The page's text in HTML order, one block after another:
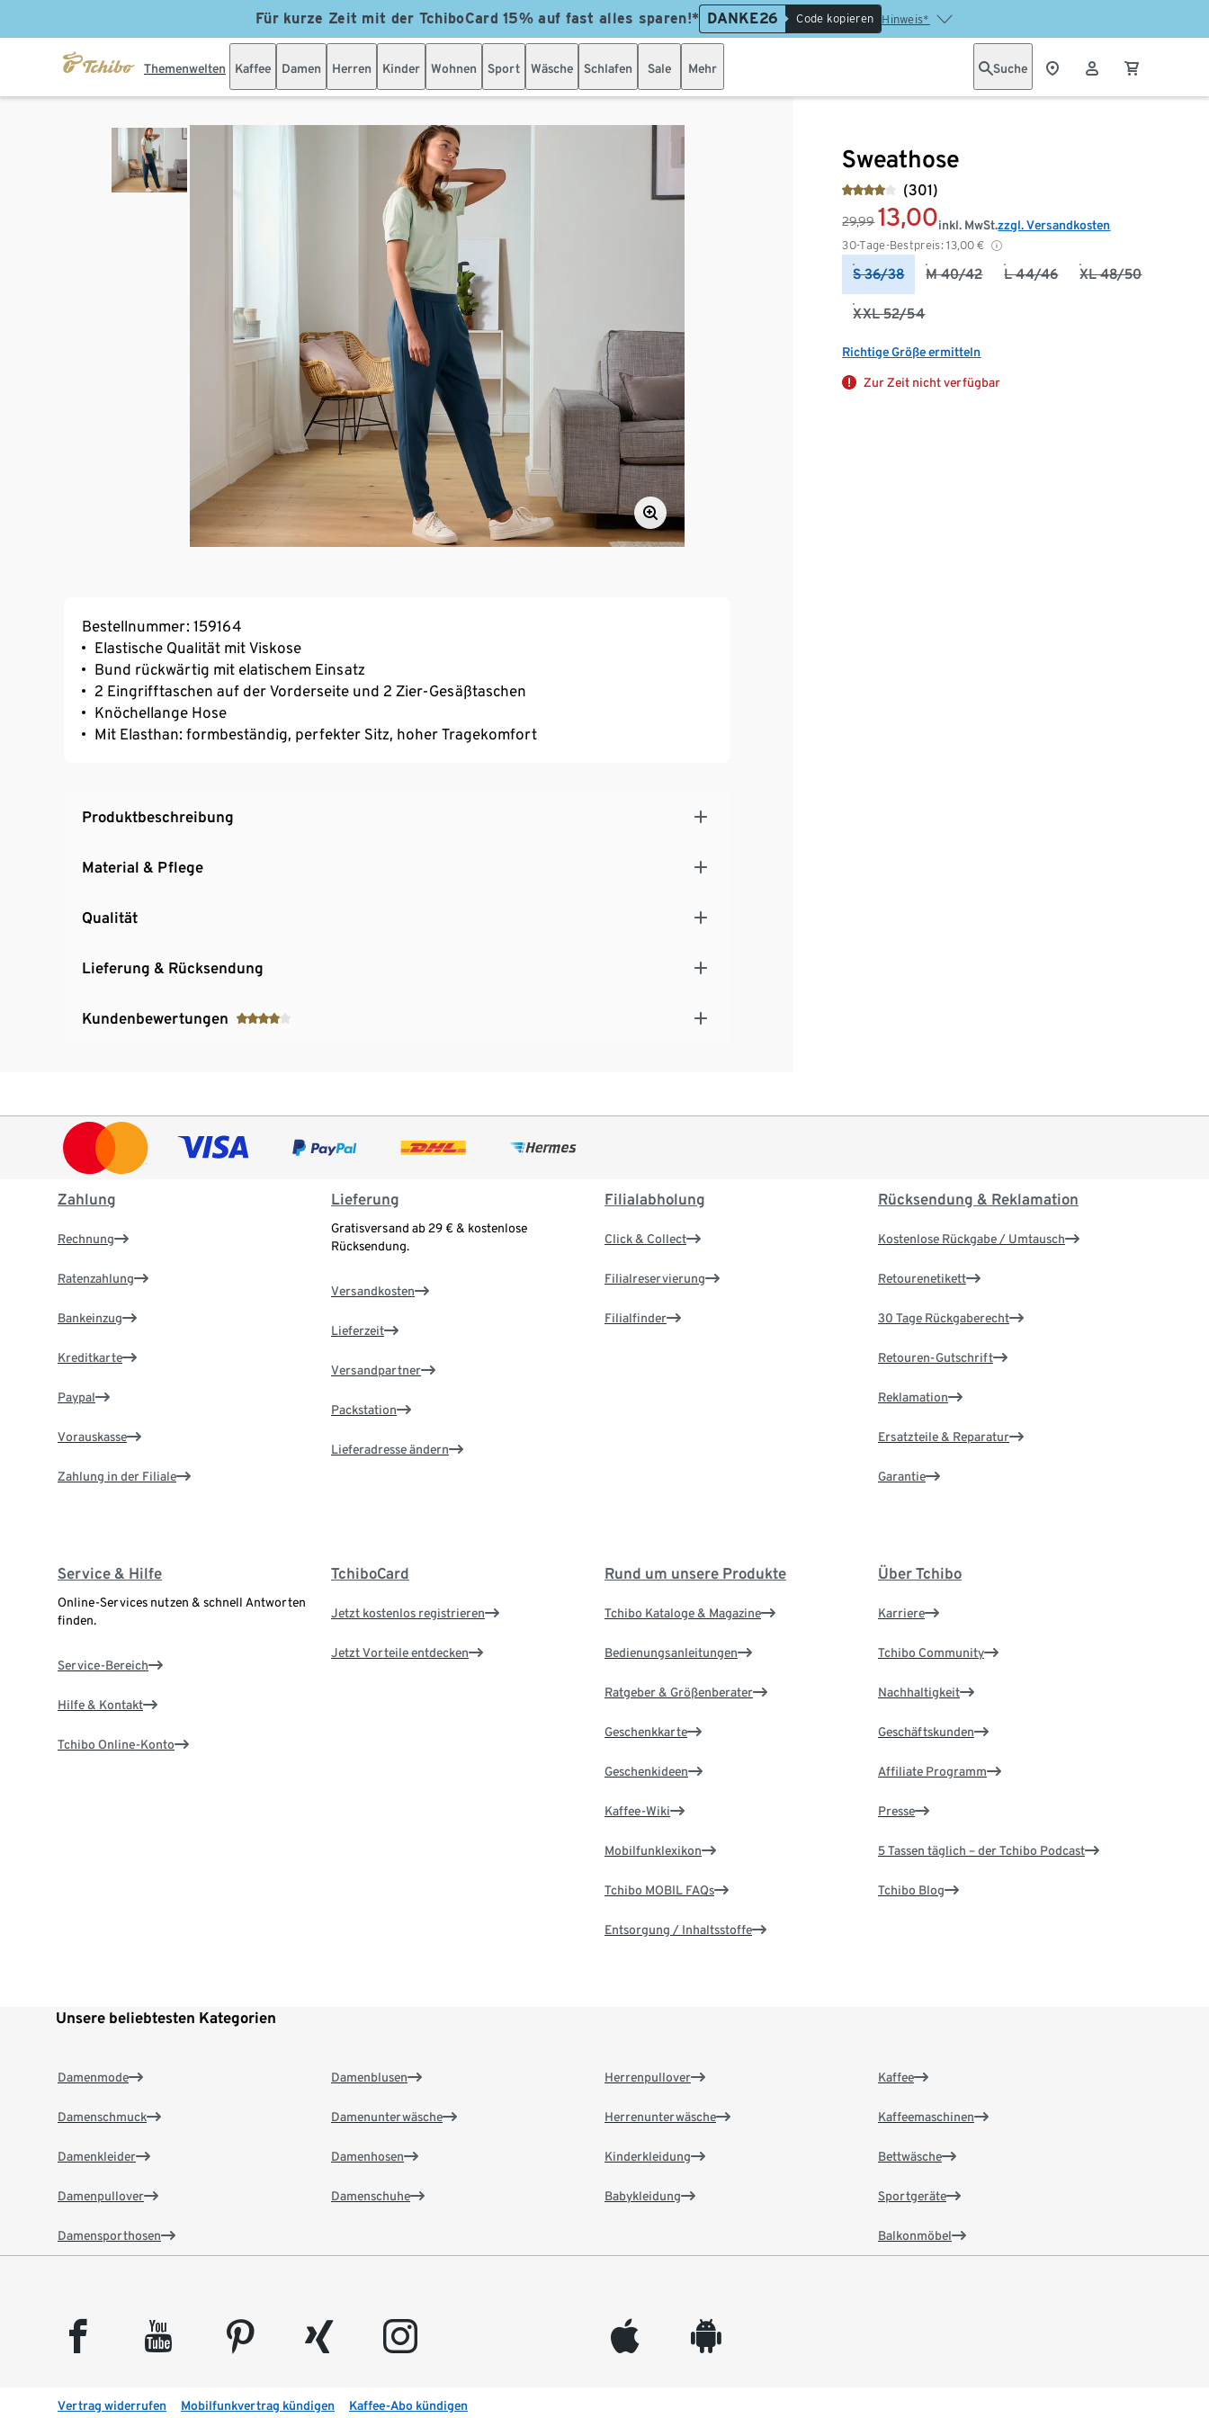
Für kurze Zeit mit der TchiboCard 15% auf fast alles sparen!* DANKE26 Code kopieren Hinweis*
Themenwelten Kaffee Damen Herren Kinder Wohnen Sport Wäsche Schlafen Sale Mehr Suche
Sweathose
(301)
29,99 13,00
30-Tage-Bestpreis: 13,00 €
inkl. MwSt.zzgl. Versandkosten
S 36/38 M 40/42 L 44/46 XL 48/50
XXL 52/54
Richtige Größe ermitteln
Zur Zeit nicht verfügbar
Bestellnummer: 159164
Elastische Qualität mit Viskose
Bund rückwärtig mit elatischem Einsatz
2 Eingrifftaschen auf der Vorderseite und 2 Zier-Gesäßtaschen
Knöchellange Hose
Mit Elasthan: formbeständig, perfekter Sitz, hoher Tragekomfort
Produktbeschreibung
Material & Pflege
Qualität
Lieferung & Rücksendung
Kundenbewertungen
Zahlung
Rechnung
Ratenzahlung
Bankeinzug
Kreditkarte
Paypal
Vorauskasse
Zahlung in der Filiale
Lieferung
Gratisversand ab 29 € & kostenlose
Rücksendung.
Versandkosten
Lieferzeit
Versandpartner
Packstation
Lieferadresse ändern
Filialabholung
Click & Collect
Filialreservierung
Filialfinder
Rücksendung & Reklamation
Kostenlose Rückgabe / Umtausch
Retourenetikett
30 Tage Rückgaberecht
Retouren-Gutschrift
Reklamation
Ersatzteile & Reparatur
Garantie
Service & Hilfe
Online-Services nutzen & schnell Antworten
finden.
Service-Bereich
Hilfe & Kontakt
Tchibo Online-Konto
TchiboCard
Jetzt kostenlos registrieren
Jetzt Vorteile entdecken
Rund um unsere Produkte
Tchibo Kataloge & Magazine
Bedienungsanleitungen
Ratgeber & Größenberater
Geschenkkarte
Geschenkideen
Kaffee-Wiki
Mobilfunklexikon
Tchibo MOBIL FAQs
Entsorgung / Inhaltsstoffe
Über Tchibo
Karriere
Tchibo Community
Nachhaltigkeit
Geschäftskunden
Affiliate Programm
Presse
5 Tassen täglich – der Tchibo Podcast
Tchibo Blog
Unsere beliebtesten Kategorien
Damenmode
Damenschmuck
Damenkleider
Damenpullover
Damensporthosen
Damenblusen
Damenunterwäsche
Damenhosen
Damenschuhe
Herrenpullover
Herrenunterwäsche
Kinderkleidung
Babykleidung
Kaffee
Kaffeemaschinen
Bettwäsche
Sportgeräte
Balkonmöbel
facebook youtube pinterest xing instagram appleinc android
Vertrag widerrufen Mobilfunkvertrag kündigen Kaffee-Abo kündigen